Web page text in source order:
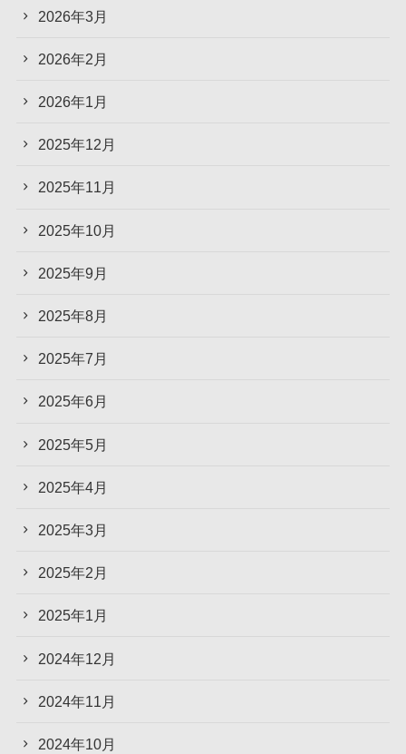
2026年3月
2026年2月
2026年1月
2025年12月
2025年11月
2025年10月
2025年9月
2025年8月
2025年7月
2025年6月
2025年5月
2025年4月
2025年3月
2025年2月
2025年1月
2024年12月
2024年11月
2024年10月